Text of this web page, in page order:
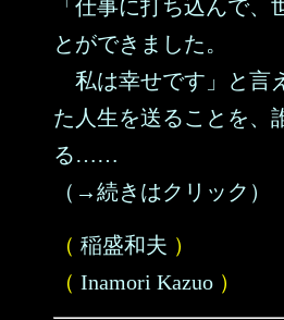
「仕事に打ち込んで、
とができました。
私は幸せです」と言
た人生を送ることを、
る……
（→続きはクリック）
（ 稲盛和夫 ）
（ Inamori Kazuo ）